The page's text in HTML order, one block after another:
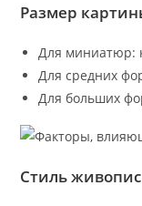
Размер
Для миниатюр:
Для средних
Для больших
Стиль